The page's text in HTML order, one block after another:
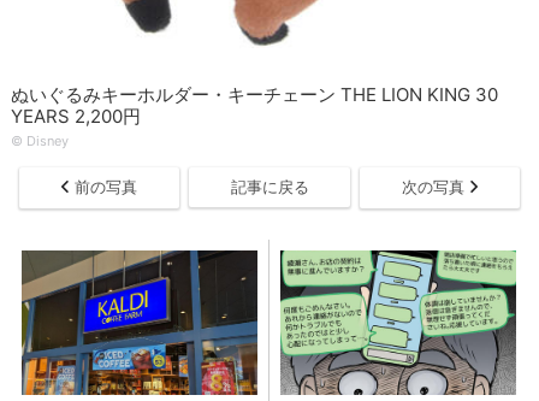
ぬいぐるみキーホルダー・キーチェーン THE LION KING 30
YEARS 2,200円
© Disney
前の写真 記事に戻る 次の写真